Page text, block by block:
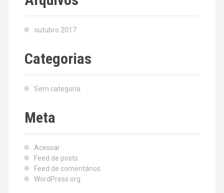
outubro 2017
Categorias
Sem categoria
Meta
Acessar
Feed de posts
Feed de comentários
WordPress.org